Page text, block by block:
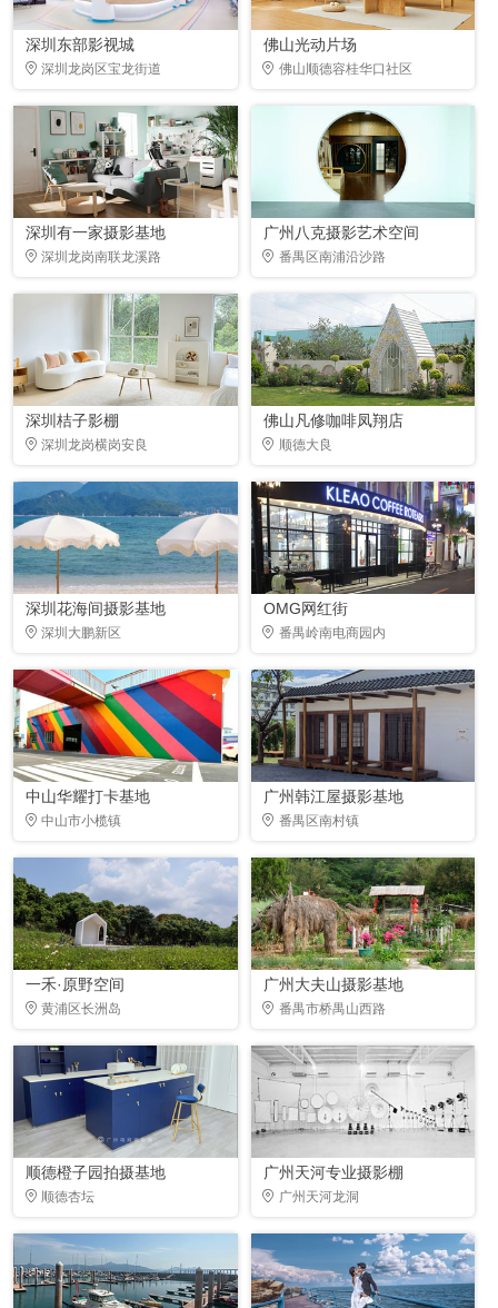
深圳东部影视城
深圳龙岗区宝龙街道
佛山光动片场
佛山顺德容桂华口社区
深圳有一家摄影基地
深圳龙岗南联龙溪路
广州八克摄影艺术空间
番禺区南浦沿沙路
深圳桔子影棚
深圳龙岗横岗安良
佛山凡修咖啡凤翔店
顺德大良
深圳花海间摄影基地
深圳大鹏新区
OMG网红街
番禺岭南电商园内
中山华耀打卡基地
中山市小榄镇
广州韩江屋摄影基地
番禺区南村镇
一禾·原野空间
黄浦区长洲岛
广州大夫山摄影基地
番禺市桥禺山西路
顺德橙子园拍摄基地
顺德杏坛
广州天河专业摄影棚
广州天河龙洞